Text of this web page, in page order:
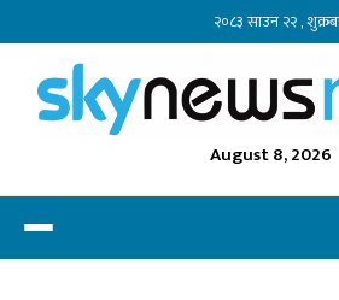
२०८३ साउन २२ ,
August 8, 2026